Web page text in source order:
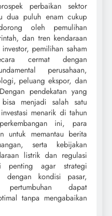
perbaikan sektor
dua puluh enam cukup
oleh pemulihan
dan tren kendaraan
pemilihan saham
cermat dengan
perusahaan,
peluang ekspor, dan
pendekatan yang
menjadi salah satu
menarik di tahun
ini, para
untuk memantau berita
serta kebijakan
listrik dan regulasi
penting agar strategi
dengan kondisi pasar,
dapat
tanpa mengabaikan